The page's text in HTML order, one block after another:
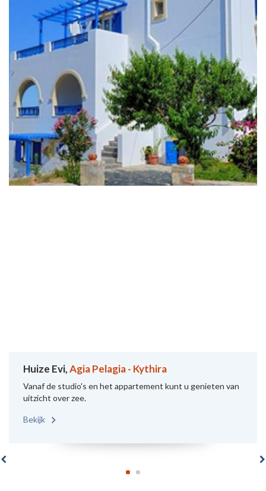
Huize Evi,Agia Pelagia - Kythira
Vanaf de studio's en het appartement kunt u genieten van
uitzicht over zee.
Bekijk